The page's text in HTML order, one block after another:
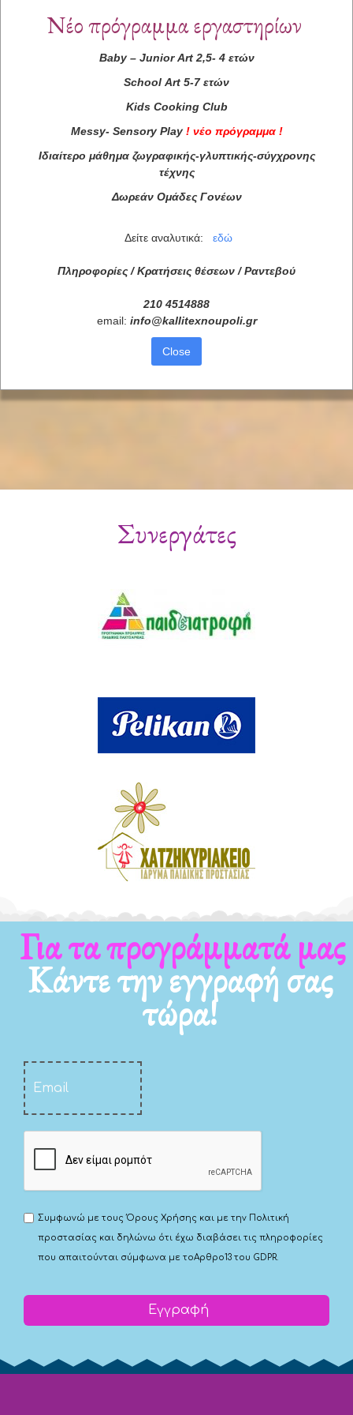
Συνεργάτες
Για τα προγράμματά μας
Κάντε την εγγραφή σας
τώρα!
Συμφωνώ με τουςΌρους Χρήσης και με την Πολιτική
προστασίας και δηλώνω ότι έχω διαβάσει τις πληροφορίες
που απαιτούνται σύμφωνα με τοΑρθρο13 του GDPR.
Εγγραφή
Νέο πρόγραμμα εργαστηρίων
Baby– Junior Art2,5- 4 ετών
School Art 5-7 ετών
Kids Cooking Club
Messy- Sensory Play ! νέο πρόγραμμα !
Ιδιαίτερο μάθημα ζωγραφικής-γλυπτικής-σύγχρονης
τέχνης
Δωρεάν Ομάδες Γονέων
Δείτε αναλυτικά: εδώ
Πληροφορίες / Κρατήσεις θέσεων / Ραντεβού
210 4514888
email: info@kallitexnoupoli.gr
Close